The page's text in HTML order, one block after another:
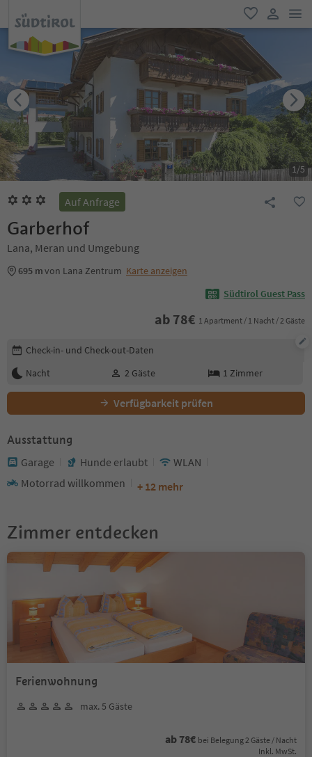
favorit
user link
1/5
Auf Anfrage
Garberhof
Lana, Meran und Umgebung
695 mvon Lana Zentrum Karte anzeigen
Südtirol Guest Pass
ab 78€ 1 Apartment / 1 Nacht / 2 Gäste
Buchungsdetails bearbeiten
Check-in- und Check-out-Daten
Nacht
2 Gäste 1 Zimmer
Verfügbarkeit prüfen
Ausstattung
Garage Hunde erlaubt
WLAN
Motorrad willkommen
+ 12 mehr
Zimmer entdecken
Ferienwohnung
max. 5 Gäste
ab 78€ bei Belegung 2 Gäste / Nacht
Inkl. MwSt.